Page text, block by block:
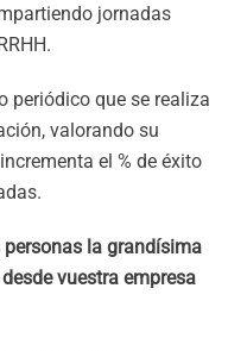
jornadas
periódico que se realiza
valorando su
el % de éxito
personas la grandísima
vuestra empresa